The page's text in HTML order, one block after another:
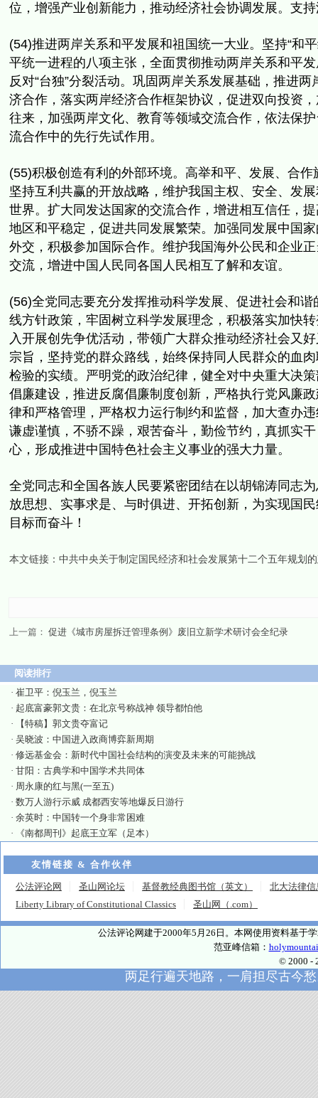
位，增强产业创新能力，推动经济社会协调发展。 支
(54)推进两岸关系和平发展和祖国统一大业。坚持“和
平统一进程的八项主张， 全面贯彻推动两岸关系和平
反对“台独”分裂活动。 巩固两岸关系发展基础，推进两
济合作， 落实两岸经济合作框架协议，促进双向投资
往来，加强两岸文化、 教育等领域交流合作，依法保
流合作中的先行先试作用。
(55)积极创造有利的外部环境。高举和平、发展、合作
坚持互利共赢的开放战略，维护我国主权、安全、发
世界。 扩大同发达国家的交流合作，增进相互信任，
地区和平稳定， 促进共同发展繁荣。加强同发展中国
外交，积极参加国际合作。 维护我国海外公民和企业
交流， 增进中国人民同各国人民相互了解和友谊。
(56)全党同志要充分发挥推动科学发展、 促进社会和谐
线方针政策， 牢固树立科学发展理念，积极落实加快
入开展创先争优活动， 带领广大群众推动经济社会又
宗旨， 坚持党的群众路线，始终保持同人民群众的血
检验的实绩。
严明党的政治纪律， 健全对中央重大决
倡廉建设，推进反腐倡廉制度创新， 严格执行党风廉
律和严格管理，严格权力运行制约和监督， 加大查办
谦虚谨慎，不骄不躁， 艰苦奋斗，勤俭节约，真抓实
心， 形成推进中国特色社会主义事业的强大力量。
全党同志和全国各族人民要紧密团结在以胡锦涛同志
放思想、实事求是、 与时俱进、开拓创新， 为实现国
目标而奋斗！
本文链接： 中共中央关于制定国民经济和社会发展第十二个五年规划
上一篇： 促进《城市房屋拆迁管理条例》废旧立新学术研讨会全纪录
阅读排行
· 崔卫平：倪玉兰，倪玉兰
· 起底富豪郭文贵：在北京号称战神 领导都怕他
·
【特稿】郭文贵夺富记
· 吴晓波：中国进入政商博弈新周期
· 修远基金会：新时代中国社会结构的演变及未来的可能挑战
· 甘阳：古典学和中国学术共同体
· 周永康的红与黑(一至五)
· 数万人游行示威 成都西安等地爆反日游行
· 余英时：中国转一个身非常困难
·
《南都周刊》起底王立军（足本）
友情链接 & 合作伙伴
公法评论网 圣山网论坛 基督教经典图书馆（英文）
北大法律信
Liberty Library of Constitutional Classics
圣山网（.com）
公法评论网建于2000年5月26日。本网使用资料基于
范亚峰信箱：
© 2000 -
两足行遍天地路，一肩担尽古今